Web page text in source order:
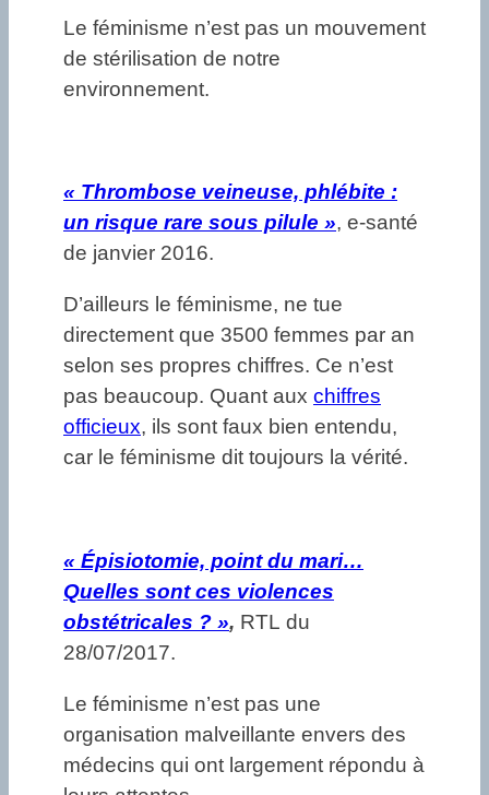
Le féminisme n’est pas un mouvement
de stérilisation de notre
environnement.
« Thrombose veineuse, phlébite :
un risque rare sous pilule », e-santé
de janvier 2016.
D’ailleurs le féminisme, ne tue
directement que 3500 femmes par an
selon ses propres chiffres. Ce n’est
pas beaucoup. Quant aux chiffres
officieux, ils sont faux bien entendu,
car le féminisme dit toujours la vérité.
« Épisiotomie, point du mari…
Quelles sont ces violences
obstétricales ? », RTL du
28/07/2017.
Le féminisme n’est pas une
organisation malveillante envers des
médecins qui ont largement répondu à